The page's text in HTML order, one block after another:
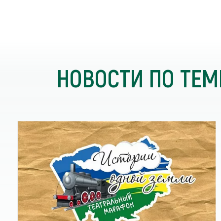
НОВОСТИ ПО